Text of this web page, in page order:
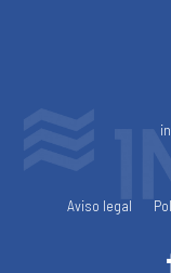
Aviso legal